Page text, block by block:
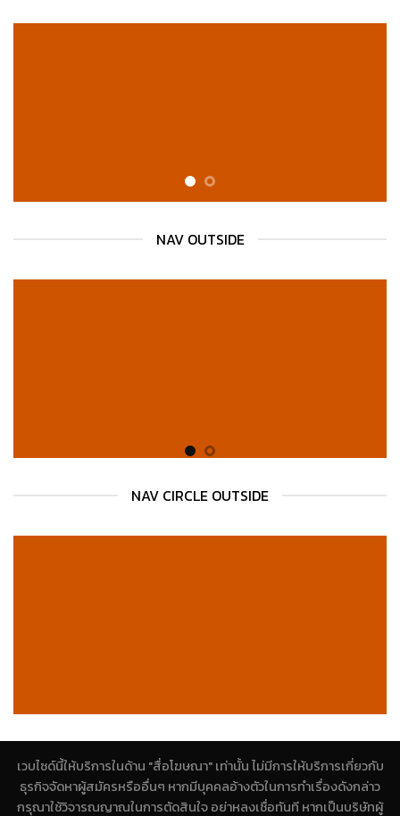
NAV OUTSIDE
NAV CIRCLE OUTSIDE
เวบไซด์นี้ให้บริการในด้าน "สื่อโฆษณา" เท่านั้น ไม่มีการให้บริการเกี่ยวกับ
ธุรกิจจัดหาผู้สมัครหรืออื่นๆ หากมีบุคคลอ้างตัวในการทำเรื่องดังกล่าว
กรุณาใช้วิจารณญาณในการตัดสินใจ อย่าหลงเชื่อทันที หากเป็นบริษัทผู้